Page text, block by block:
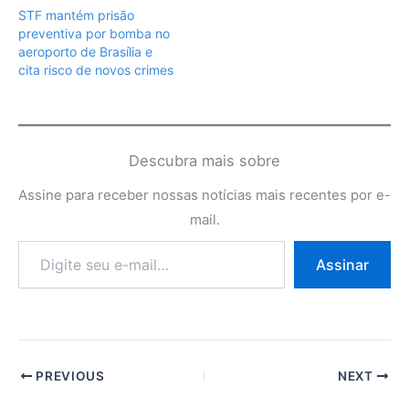
STF mantém prisão
preventiva por bomba no
aeroporto de Brasília e
cita risco de novos crimes
Descubra mais sobre
Assine para receber nossas notícias mais recentes por e-
mail.
e-
Assinar
PREVIOUS NEXT